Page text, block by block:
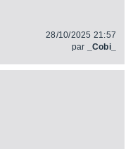
28/10/2025 21:57
par
_Cobi_